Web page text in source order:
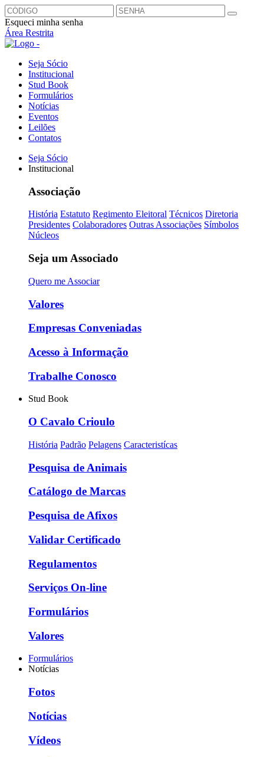
Esqueci minha senha
Área Restrita
Seja Sócio
Institucional
Stud Book
Formulários
Notícias
Eventos
Leilões
Contatos
Seja Sócio
Institucional
Associação
História Estatuto Regimento Eleitoral Técnicos Diretoria
Presidentes Colaboradores Outras Associações Símbolos
Núcleos
Seja um Associado
Quero me Associar
Valores
Empresas Conveniadas
Acesso à Informação
Trabalhe Conosco
Stud Book
O Cavalo Crioulo
História Padrão Pelagens Caracteristícas
Pesquisa de Animais
Catálogo de Marcas
Pesquisa de Afixos
Validar Certificado
Regulamentos
Serviços On-line
Formulários
Valores
Formulários
Notícias
Fotos
Notícias
Vídeos